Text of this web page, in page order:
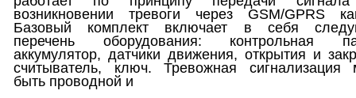
возникновении тревоги через GSM/GPRS
Базовый комплект включает в себя
перечень оборудования: контрольная
аккумулятор, датчики движения, открытия и
считыватель, ключ. Тревожная сигнализация
быть проводной и